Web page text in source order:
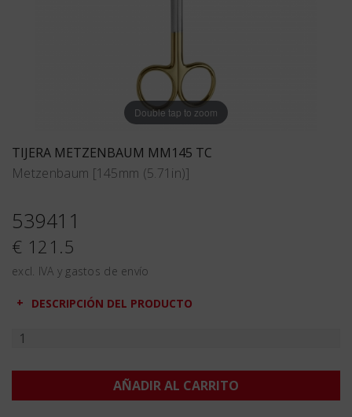
Double tap to zoom
TIJERA METZENBAUM MM145 TC
Metzenbaum [145mm (5.71in)]
539411
€ 121.5
excl. IVA y gastos de envío
DESCRIPCIÓN DEL PRODUCTO
AÑADIR AL CARRITO